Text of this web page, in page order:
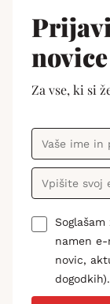
novice
Za vse, ki si
namen
novic,
dogodkih).